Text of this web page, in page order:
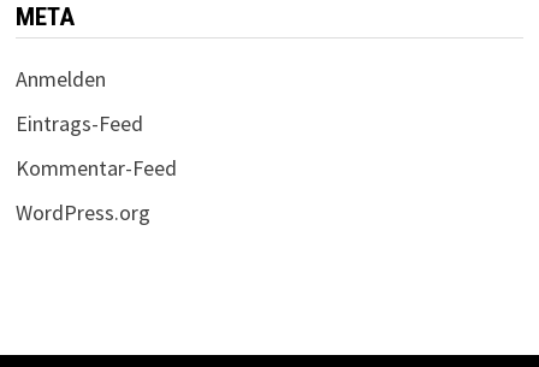
META
Anmelden
Eintrags-Feed
Kommentar-Feed
WordPress.org